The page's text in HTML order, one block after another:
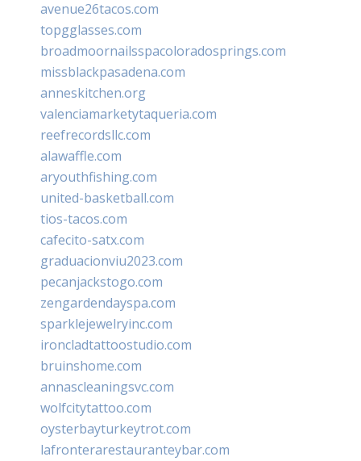
avenue26tacos.com
topgglasses.com
broadmoornailsspacoloradosprings.com
missblackpasadena.com
anneskitchen.org
valenciamarketytaqueria.com
reefrecordsllc.com
alawaffle.com
aryouthfishing.com
united-basketball.com
tios-tacos.com
cafecito-satx.com
graduacionviu2023.com
pecanjackstogo.com
zengardendayspa.com
sparklejewelryinc.com
ironcladtattoostudio.com
bruinshome.com
annascleaningsvc.com
wolfcitytattoo.com
oysterbayturkeytrot.com
lafronterarestauranteybar.com